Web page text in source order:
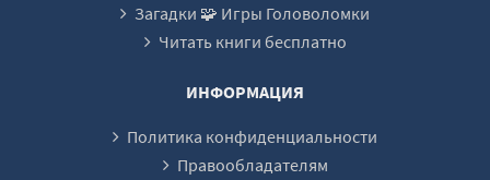
Глава 25. Жонар
Глава 27. План под названием «Выжить!»
Глава 28. Дары
Глава 29. Неожиданный поступок
Загадки 🧩 Игры Головоломки
Читать книги бесплатно
ИНФОРМАЦИЯ
Политика конфиденциальности
Правообладателям